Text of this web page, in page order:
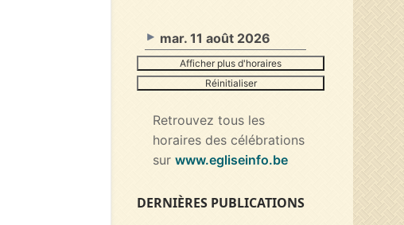
mar. 11 août 2026
Afficher plus d'horaires
Réinitialiser
Retrouvez tous les
horaires des célébrations
sur www.egliseinfo.be
DERNIÈRES PUBLICATIONS